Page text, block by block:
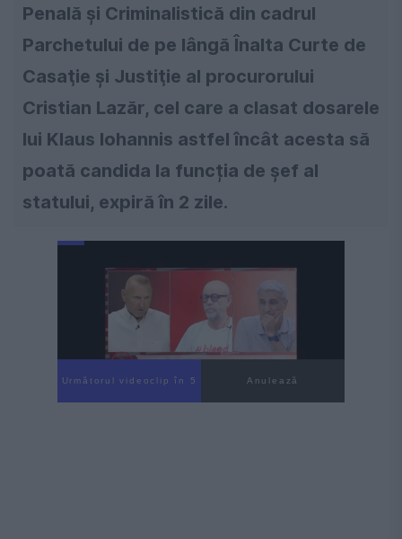
Penală şi Criminalistică din cadrul
Parchetului de pe lângă Înalta Curte de
Casaţie şi Justiţie al procurorului
Cristian Lazăr, cel care a clasat dosarele
lui Klaus Iohannis astfel încât acesta să
poată candida la funcția de șef al
statului, expiră în 2 zile.
Următorul videoclip în 4 Anulează